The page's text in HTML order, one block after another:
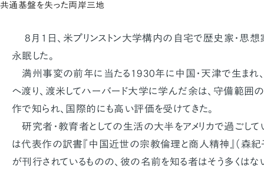
共通基盤を失った両岸三地
8月1日、米プリンストン大学構内の自宅で歴史家・思想
永眠した。
満州事変の前年に当たる1930年に中国・天津で生まれ
へ渡り、渡米してハーバード大学に学んだ余は、守備範囲
作で知られ、国際的にも高い評価を受けてきた。
研究者・教育者としての生活の大半をアメリカで過ごして
は代表作の訳書『中国近世の宗教倫理と商人精神』（森紀
が刊行されているものの、彼の名前を知る者はそう多くは